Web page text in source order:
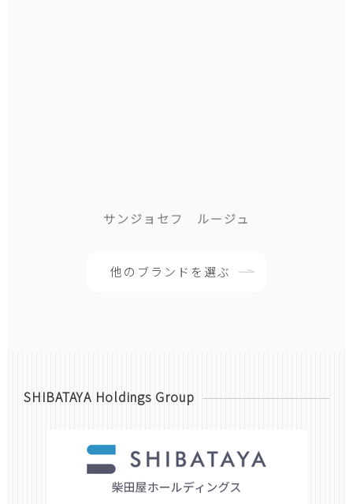
サンジョセフ ルージュ
他のブランドを選ぶ
SHIBATAYA Holdings Group